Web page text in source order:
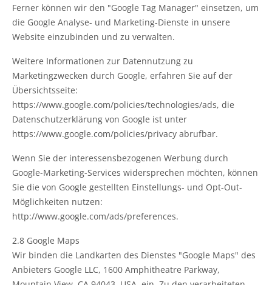
Ferner können wir den "Google Tag Manager" einsetzen, um
die Google Analyse- und Marketing-Dienste in unsere
Website einzubinden und zu verwalten.
Weitere Informationen zur Datennutzung zu
Marketingzwecken durch Google, erfahren Sie auf der
Übersichtsseite:
https://www.google.com/policies/technologies/ads, die
Datenschutzerklärung von Google ist unter
https://www.google.com/policies/privacy abrufbar.
Wenn Sie der interessensbezogenen Werbung durch
Google-Marketing-Services widersprechen möchten, können
Sie die von Google gestellten Einstellungs- und Opt-Out-
Möglichkeiten nutzen:
http://www.google.com/ads/preferences.
2.8 Google Maps
Wir binden die Landkarten des Dienstes "Google Maps" des
Anbieters Google LLC, 1600 Amphitheatre Parkway,